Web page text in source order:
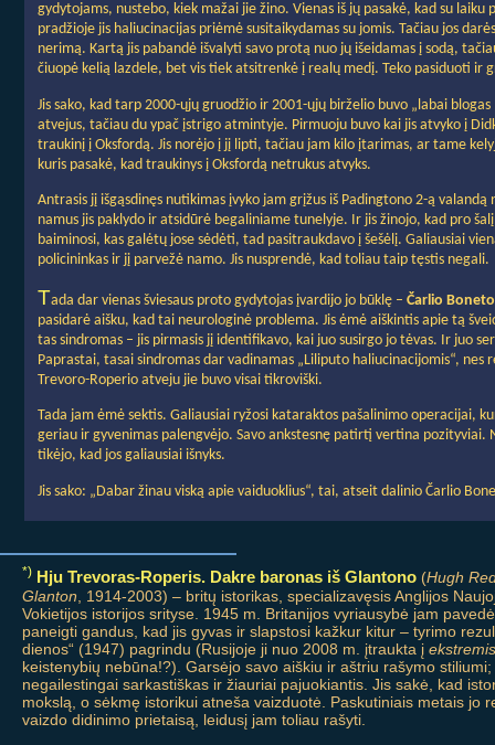
gydytojams, nustebo, kiek mažai jie žino. Vienas iš jų pasakė, kad su laiku
pradžioje jis haliucinacijas priėmė susitaikydamas su jomis. Tačiau jos
nerimą. Kartą jis pabandė išvalyti savo protą nuo jų išeidamas į sodą,
čiuopė kelią lazdele, bet vis tiek atsitrenkė į realų medį. Teko pasiduoti ir
Jis sako, kad tarp 2000-ųjų gruodžio ir 2001-ųjų birželio buvo „labai
atvejus, tačiau du ypač įstrigo atmintyje. Pirmuoju buvo kai jis atvyko į
traukinį į Oksfordą. Jis norėjo į jį lipti, tačiau jam kilo įtarimas, ar tame
kuris pasakė, kad traukinys į Oksfordą netrukus atvyks.
Antrasis jį išgąsdinęs nutikimas įvyko jam grįžus iš Padingtono 2-ą
namus jis paklydo ir atsidūrė begaliniame tunelyje. Ir jis žinojo, kad pro
baiminosi, kas galėtų jose sėdėti, tad pasitraukdavo į šešėlį. Galiausiai
policininkas ir jį parvežė namo. Jis nusprendė, kad toliau taip tęstis negali.
Tada dar vienas šviesaus proto gydytojas įvardijo jo būklę – Čarlio
pasidarė aišku, kad tai neurologinė problema. Jis ėmė aiškintis apie tą
tas sindromas – jis pirmasis jį identifikavo, kai juo susirgo jo tėvas. Ir juo
Paprastai, tasai sindromas dar vadinamas „Liliputo haliucinacijomis“,
Trevoro-Roperio atveju jie buvo visai tikroviški.
Tada jam ėmė sektis. Galiausiai ryžosi kataraktos pašalinimo operacijai,
geriau ir gyvenimas palengvėjo. Savo ankstesnę patirtį vertina pozityviai.
tikėjo, kad jos galiausiai išnyks.
Jis sako: „Dabar žinau viską apie vaiduoklius“, tai, atseit dalinio Čarlio
*) Hju Trevoras-Roperis. Dakre baronas iš Glantono (Hugh
Glanton , 1914-2003) – britų istorikas, specializavęsis Anglijos
Vokietijos istorijos srityse. 1945 m. Britanijos vyriausybė jam
paneigti gandus, kad jis gyvas ir slapstosi kažkur kitur – tyrimo
dienos“ (1947) pagrindu (Rusijoje ji nuo 2008 m. įtraukta į
keistenybių nebūna!?). Garsėjo savo aiškiu ir aštriu rašymo
negailestingai sarkastiškas ir žiauriai pajuokiantis. Jis sakė, kad
mokslą, o sėkmę istorikui atneša vaizduotė. Paskutiniais metais jo
vaizdo didinimo prietaisą, leidusį jam toliau rašyti.